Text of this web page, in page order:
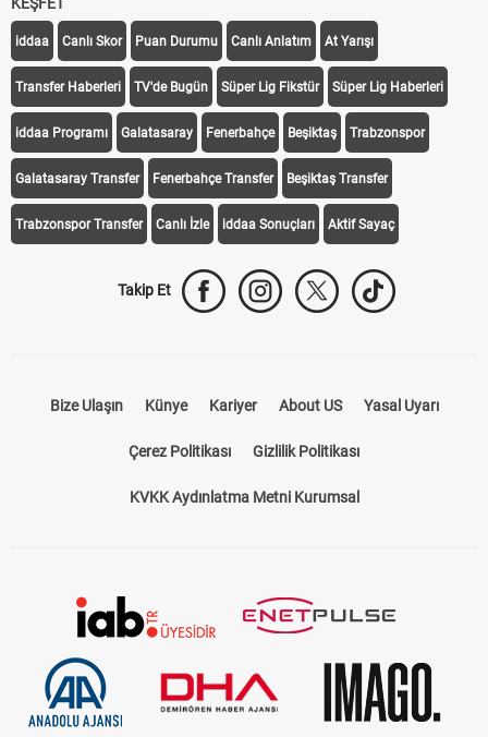
KEŞFET
iddaa Canlı Skor Puan Durumu Canlı Anlatım At Yarışı
Transfer Haberleri TV'de Bugün Süper Lig Fikstür Süper Lig Haberleri
iddaa Programı Galatasaray Fenerbahçe Beşiktaş Trabzonspor
Galatasaray Transfer Fenerbahçe Transfer Beşiktaş Transfer
Trabzonspor Transfer Canlı İzle iddaa Sonuçları Aktif Sayaç